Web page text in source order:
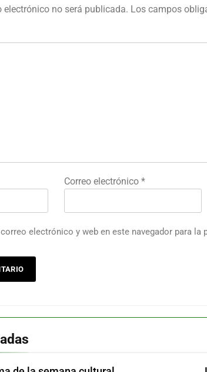
electrónico no será publicada. Los campos
Correo electrónico *
electrónico y web en este navegador para la